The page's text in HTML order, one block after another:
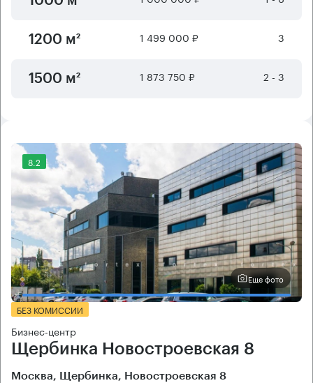
1200 м² 1 499 000 ₽ 3
1500 м² 1 873 750 ₽ 2 - 3
8.2
Еще фото
БЕЗ КОМИССИИ
Бизнес-центр
Щербинка Новостроевская 8
Москва, Щербинка, Новостроевская 8